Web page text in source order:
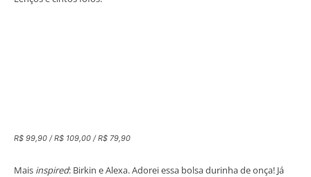
R$ 99,90 / R$ 109,00 / R$ 79,90
Mais inspired: Birkin e Alexa. Adorei essa bolsa durinha de onça! Já